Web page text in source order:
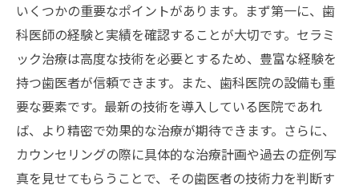
中野区のセラミック治療専門クリニックの
特徴
歯医者選びで重要なカウンセリングの内容
実際に治療を受けた患者の口コミと評判
セラミック治療のメリットと中野区のおすすめ
歯医者
セラミック治療の耐久性と見た目の美しさ
いくつかの重要なポイントがあります。まず第一に、歯
科医師の経験と実績を確認することが大切です。セラミ
ック治療は高度な技術を必要とするため、豊富な経験を
持つ歯医者が信頼できます。また、歯科医院の設備も重
要な要素です。最新の技術を導入している医院であれ
ば、より精密で効果的な治療が期待できます。さらに、
カウンセリングの際に具体的な治療計画や過去の症例写
真を見せてもらうことで、その歯医者の技術力を判断す